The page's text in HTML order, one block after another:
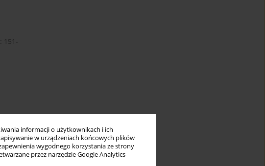
informacji o użytkownikach i ich
w urządzeniach końcowych plików
wygodnego korzystania ze strony
przez narzędzie Google Analytics
151-